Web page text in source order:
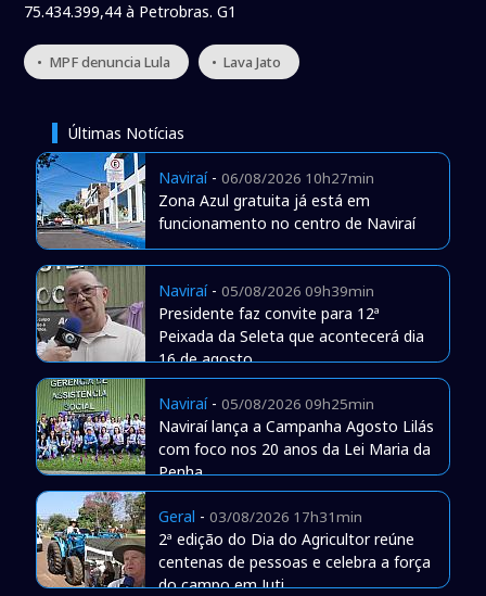
75.434.399,44 à Petrobras. G1
• MPF denuncia Lula • Lava Jato
Últimas Notícias
Naviraí- 06/08/2026 10h27min
Zona Azul gratuita já está em
funcionamento no centro de Naviraí
Naviraí- 05/08/2026 09h39min
Presidente faz convite para 12ª
Peixada da Seleta que acontecerá dia
16 de agosto
Naviraí- 05/08/2026 09h25min
Naviraí lança a Campanha Agosto Lilás
com foco nos 20 anos da Lei Maria da
Penha
Geral - 03/08/2026 17h31min
2ª edição do Dia do Agricultor reúne
centenas de pessoas e celebra a força
do campo em Juti